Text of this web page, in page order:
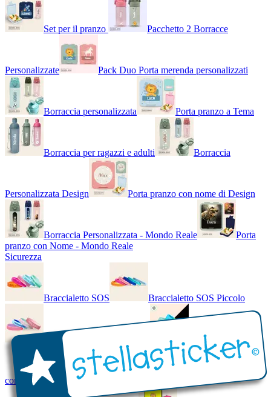
Set per il pranzo Pacchetto 2 Borracce
Personalizzate Pack Duo Porta merenda personalizzati
Borraccia personalizzata Porta pranzo a Tema
Borraccia per ragazzi e adulti Borraccia
Personalizzata Design Porta pranzo con nome di Design
Borraccia Personalizzata - Mondo Reale
Porta
pranzo con Nome - Mondo Reale
Sicurezza
Braccialetto SOS Braccialetto SOS Piccolo
Braccialetto SOS - Bicolore Braccialetto SOS
con Nome - Luminoso